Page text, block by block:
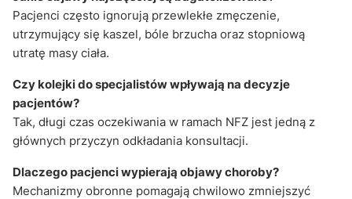
Pacjenci często ignorują przewlekłe zmęczenie,
utrzymujący się kaszel, bóle brzucha oraz stopniową
utratę masy ciała.
Czy kolejki do specjalistów wpływają na decyzje
pacjentów?
Tak, długi czas oczekiwania w ramach NFZ jest jedną z
głównych przyczyn odkładania konsultacji.
Dlaczego pacjenci wypierają objawy choroby?
Mechanizmy obronne pomagają chwilowo zmniejszyć